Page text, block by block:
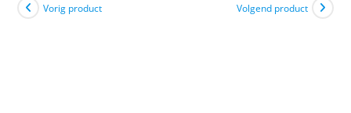
Vorig product Volgend product